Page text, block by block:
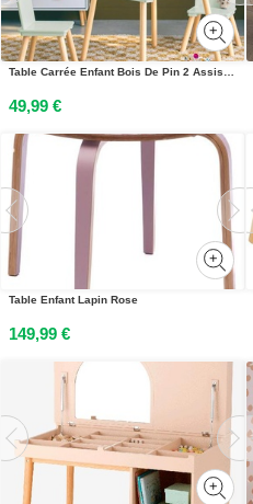
Table Carrée Enfant Bois De Pin 2 Assises - Judith Vert
49,99 €
Table Enfant Lapin Rose
149,99 €